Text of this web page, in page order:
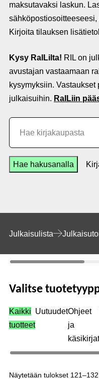
maksutavaksi laskun.
Kirjoita tilauksen
Kysy RaILilta! RIL on
avustajan vastaamaan
kysymyksiin.
julkaisuihin. RaILiin
Hae kirjakaupasta
Hae hakusanalla
Julkaisulista
Valitse
Kaikki
tuotteet
UutuudetOhjeet
ja
käsikirjat
Näytetään tulokset